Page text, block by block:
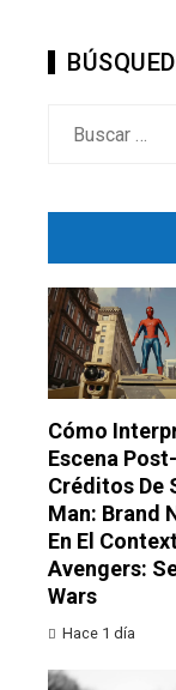
Cómo
Escena Post-
Créditos De
Man: Brand
En El
Avengers:
Wars
Hace 1 día